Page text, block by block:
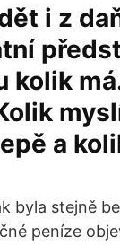
i z
kolik
a
byla stejně
peníze